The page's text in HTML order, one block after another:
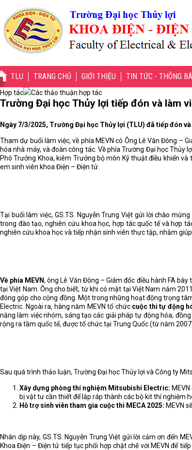
TLU TRANG CHỦ GIỚI THIỆU TIN TỨC - THÔNG
Hợp tác Các thảo thuận hợp tác
Trường Đại học Thủy lợi tiếp đón và làm
Ngày 7/3/2025, Trường Đại học Thủy lợi (TLU) đã tiếp đón
Tham dự buổi làm việc, về phía MEVN có Ông Lê Văn Đông –
hóa nhà máy, và đoàn công tác. Về phía Trường Đại học Thủy
Phó Trưởng Khoa, kiêm Trưởng bộ môn Kỹ thuật điều khiển
em sinh viên khoa Điện – Điện tử.
Tại buổi làm việc, GS.TS. Nguyễn Trung Việt gửi lời chào
trong đào tạo, nghiên cứu khoa học, hợp tác quốc tế và hợp
nghiên cứu khoa học và tiếp nhận sinh viên thực tập, nhằm
Về phía MEVN, ông Lê Văn Đông – Giám đốc điều hành FA
tại Việt Nam. Ông cho biết, từ khi có mặt tại Việt Nam năm
đóng góp cho cộng đồng. Một trong những hoạt động trọng
Electric. Ngoài ra, hàng năm MEVN tổ chức cuộc thi tự động
năng làm việc nhóm, sáng tạo các giải pháp tự động hóa,
rộng ra tầm quốc tế, được tổ chức tại Trung Quốc (từ năm
Sau quá trình thảo luận, Trường Đại học Thủy lợi và Công ty
Xây dựng phòng thí nghiệm Mitsubishi Electric:
bị vật tư cần thiết để lắp ráp thành các bộ kit thí nghiệm
Hỗ trợ sinh viên tham gia cuộc thi MECA 2025: MEVN
Nhân dịp này, GS.TS. Nguyễn Trung Việt gửi lời cảm ơn đến
Khoa Điện – Điện tử tiếp tục phối hợp chặt chẽ với MEVN để